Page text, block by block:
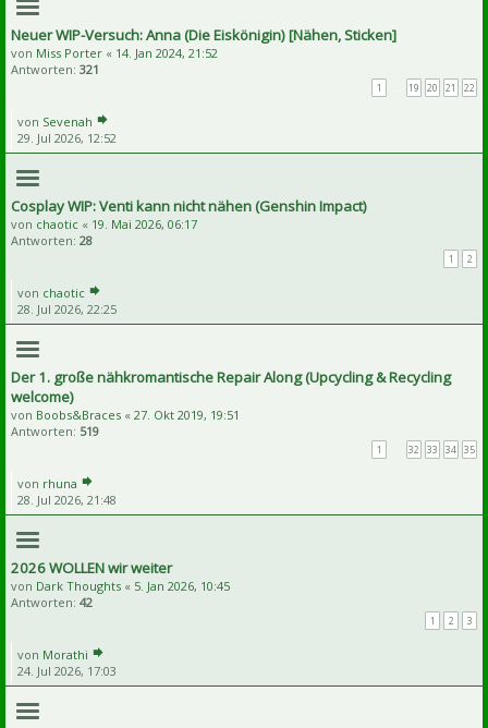
Neuer WIP-Versuch: Anna (Die Eiskönigin) [Nähen, Sticken]
von Miss Porter « 14. Jan 2024, 21:52
Antworten: 321
1 19 20 21 22
von Sevenah
29. Jul 2026, 12:52
Cosplay WIP: Venti kann nicht nähen (Genshin Impact)
von chaotic « 19. Mai 2026, 06:17
Antworten: 28
1 2
von chaotic
28. Jul 2026, 22:25
Der 1. große nähkromantische Repair Along (Upcycling & Recycling
welcome)
von Boobs&Braces « 27. Okt 2019, 19:51
Antworten: 519
1 32 33 34 35
von rhuna
28. Jul 2026, 21:48
2026 WOLLEN wir weiter
von Dark Thoughts « 5. Jan 2026, 10:45
Antworten: 42
1 2 3
von Morathi
24. Jul 2026, 17:03